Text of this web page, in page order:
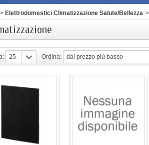
> Elettrodomestici Climatizzazione Salute/Bellezza >
25 Ordina: dal prezzo più basso